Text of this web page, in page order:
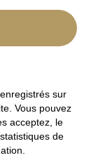
sur
Vous pouvez
acceptez, le
de